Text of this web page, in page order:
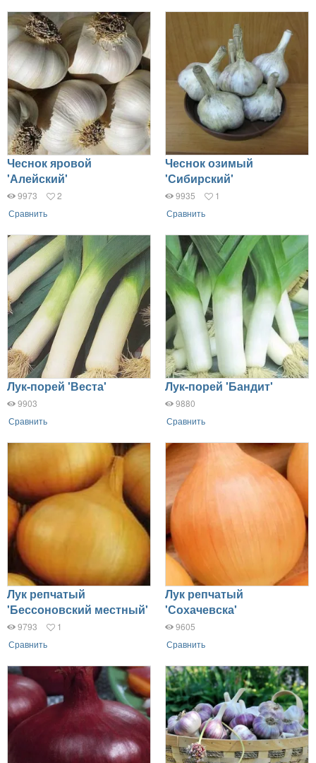
Чеснок яровой
'Алейский'
9973
2
Сравнить
Чеснок озимый
'Сибирский'
9935
1
Сравнить
Лук-порей 'Веста'
9903
Сравнить
Лук-порей 'Бандит'
9880
Сравнить
Лук репчатый
'Бессоновский местный'
9793
1
Сравнить
Лук репчатый
'Сохачевска'
9605
Сравнить